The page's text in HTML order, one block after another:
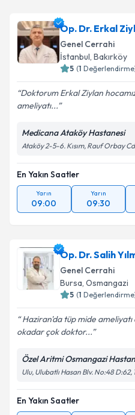
Op. Dr. Erkal
Genel Cerrahi
İstanbul, Bakırköy
5 (1
Doktorum Erkal Ziylan
ameliyatı...
Medicana Ataköy Hastanesi
Ataköy 2-5-6. Kısım, Rauf Orbay
En Yakın Saatler
Yarın
09:00
Yarın
09:30
Op. Dr. Salih
Genel Cerrahi
Bursa, Osmangazi
5 (1
Haziran'da tüp mide ameliyatı
okadar çok doktor...
Özel Aritmi Osmangazi
Ulu, Ulubatlı Hasan Blv. No:48 D:62,
En Yakın Saatler